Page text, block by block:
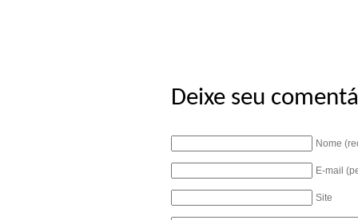
Deixe seu
Nome
E-mail
Site